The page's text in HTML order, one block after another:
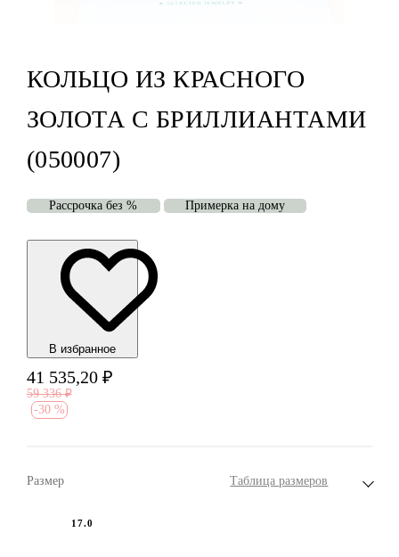
КОЛЬЦО ИЗ КРАСНОГО
ЗОЛОТА С БРИЛЛИАНТАМИ
(050007)
Рассрочка без % Примерка на дому
В избранноe
41 535,20 ₽
59 336 ₽
-30 %
Размер Таблица размеров
17.0